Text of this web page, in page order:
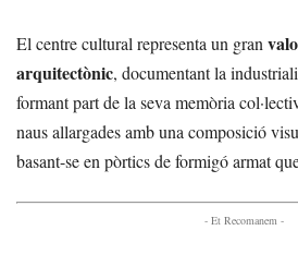
El centre cultural representa un gran
arquitectònic, documentant la
formant part de la seva memòria
naus allargades amb una composició
basant-se en pòrtics de formigó armat
- Et Recomanem -